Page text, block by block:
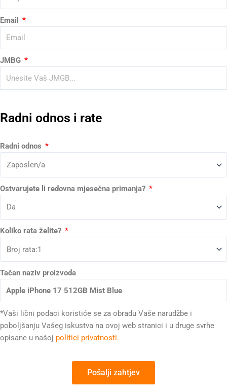
Email
JMBG
Radni odnos i rate
Radni odnos
Ostvarujete li redovna mjesečna primanja?
Koliko rata želite?
Tačan naziv proizvoda
*Vaši lični podaci koristiće se za obradu Vaše narudžbe i
poboljšanju Vašeg iskustva na ovoj web stranici i u druge svrhe
opisane u našoj politici privatnosti.
Pošalji zahtjev